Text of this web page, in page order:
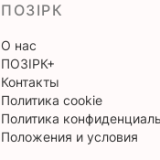
ПОЗІРК
О нас
ПОЗІРК+
Контакты
Политика cookie
Политика
Положения и условия